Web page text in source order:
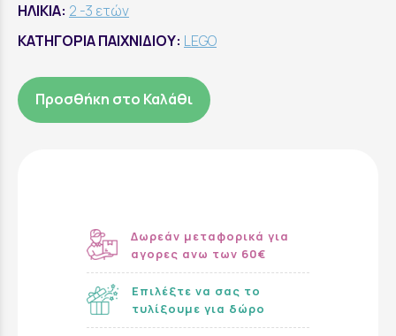
ΗΛΙΚΙΑ: 2 -3 ετών
ΚΑΤΗΓΟΡΙΑ ΠΑΙΧΝΙΔΙΟΥ: LEGO
Προσθήκη στο Καλάθι
Δωρεάν μεταφορικά για
αγορες ανω των 60€
Επιλέξτε να σας το
τυλίξουμε για δώρο